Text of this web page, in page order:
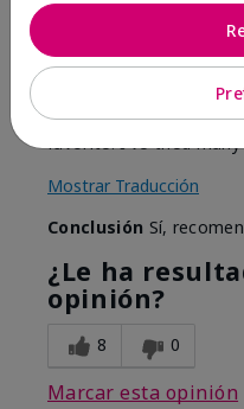
Evaluado en
Comentarios sobre
Moisturizing Cream
I've tried multiple
favorite. I've tried many
Mostrar Traducción
Conclusión Sí,
¿Le ha
opinión?
8 0
Marcar esta opinión